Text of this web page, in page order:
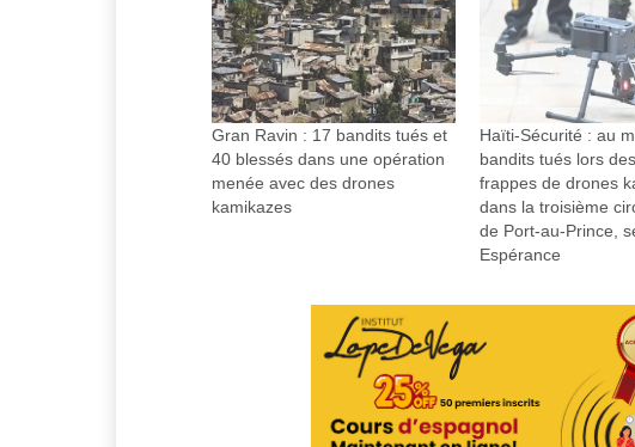
Gran Ravin : 17 bandits tués et
40 blessés dans une opération
menée avec des drones
kamikazes
Haïti-Sécurité : au
bandits tués lors
frappes de drones
dans la troisième
de Port-au-Prince,
Espérance